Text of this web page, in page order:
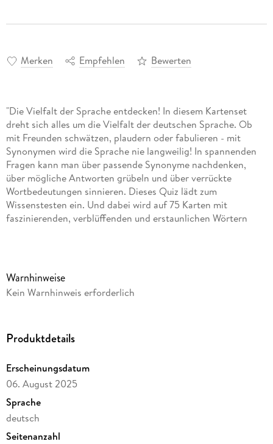
Merken Empfehlen Bewerten
"Die Vielfalt der Sprache entdecken! In diesem Kartenset
dreht sich alles um die Vielfalt der deutschen Sprache. Ob
mit Freunden schwätzen, plaudern oder fabulieren - mit
Synonymen wird die Sprache nie langweilig! In spannenden
Fragen kann man über passende Synonyme nachdenken,
über mögliche Antworten grübeln und über verrückte
Wortbedeutungen sinnieren. Dieses Quiz lädt zum
Wissenstesten ein. Und dabei wird auf 75 Karten mit
faszinierenden, verblüffenden und erstaunlichen Wörtern
BergerDesign: Christina Kölsch"
Warnhinweise
Kein Warnhinweis erforderlich
Produktdetails
Erscheinungsdatum
06. August 2025
Sprache
deutsch
Seitenanzahl